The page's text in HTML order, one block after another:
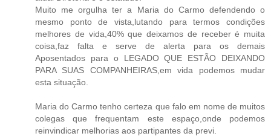
Muito me orgulha ter a Maria do Carmo defendendo o
mesmo ponto de vista,lutando para termos condições
melhores de vida,40% que deixamos de receber é muita
coisa,faz falta e serve de alerta para os demais
Aposentados para o LEGADO QUE ESTÃO DEIXANDO
PARA SUAS COMPANHEIRAS,em vida podemos mudar
esta situação.
Maria do Carmo tenho certeza que falo em nome de muitos
colegas que frequentam este espaço,onde podemos
reinvindicar melhorias aos partipantes da previ.